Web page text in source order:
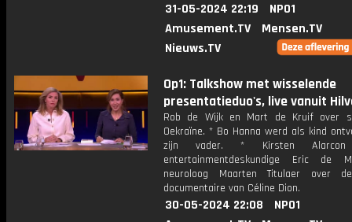
31-05-2024 22:19
NPO1
Amusement.TV
Mensen.TV
Nieuws.TV
Op1: Talkshow met wisselende
presentatieduo's, live vanuit
Rob de Wijk en Mart de Kruif over
Oekraïne. * Bo Hanna werd als kind
zijn vader. * Kirsten Alarcon
entertainmentdeskundige Eric de
neuroloog Maarten Titulaer over
documentaire van Céline Dion.
30-05-2024 22:08
NPO1